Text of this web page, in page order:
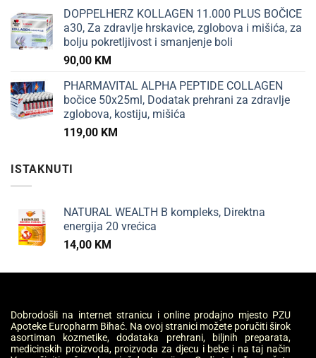
DOPPELHERZ KOLLAGEN 11.000 PLUS BOČICE
a30, Za zdravlje hrskavice, zglobova i mišića, za
bolju pokretljivost i smanjenje boli
90,00 KM
PHARMAVITAL ALPHA PEPTIDE COLLAGEN
bočice 50x25ml, Dodatak prehrani za zdravlje
zglobova, kostiju, mišića
119,00 KM
ISTAKNUTI
NATURAL WEALTH B kompleks, Direktna
energija 20 vrećica
14,00 KM
Dobrodošli na internet stranicu i online prodajno mjesto PZU
Apoteke Europharm Bihać. Na ovoj stranici možete poručiti širok
asortiman kozmetike, dodataka prehrani, biljnih preparata,
medicinskih proizvoda, proizvoda za djecu i bebe i na taj način